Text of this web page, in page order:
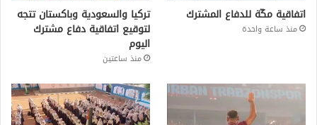
اتفاقية مكّة للدفاع المشترك
منذ ساعة واحدة
تركيا والسعودية وباكستان تتجه
لتوقيع اتفاقية دفاع مشترك
اليوم
منذ ساعتين